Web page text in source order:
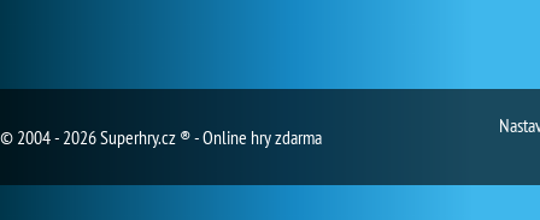
© 2004 - 2026 Superhry.cz ® - Online hry zdarma